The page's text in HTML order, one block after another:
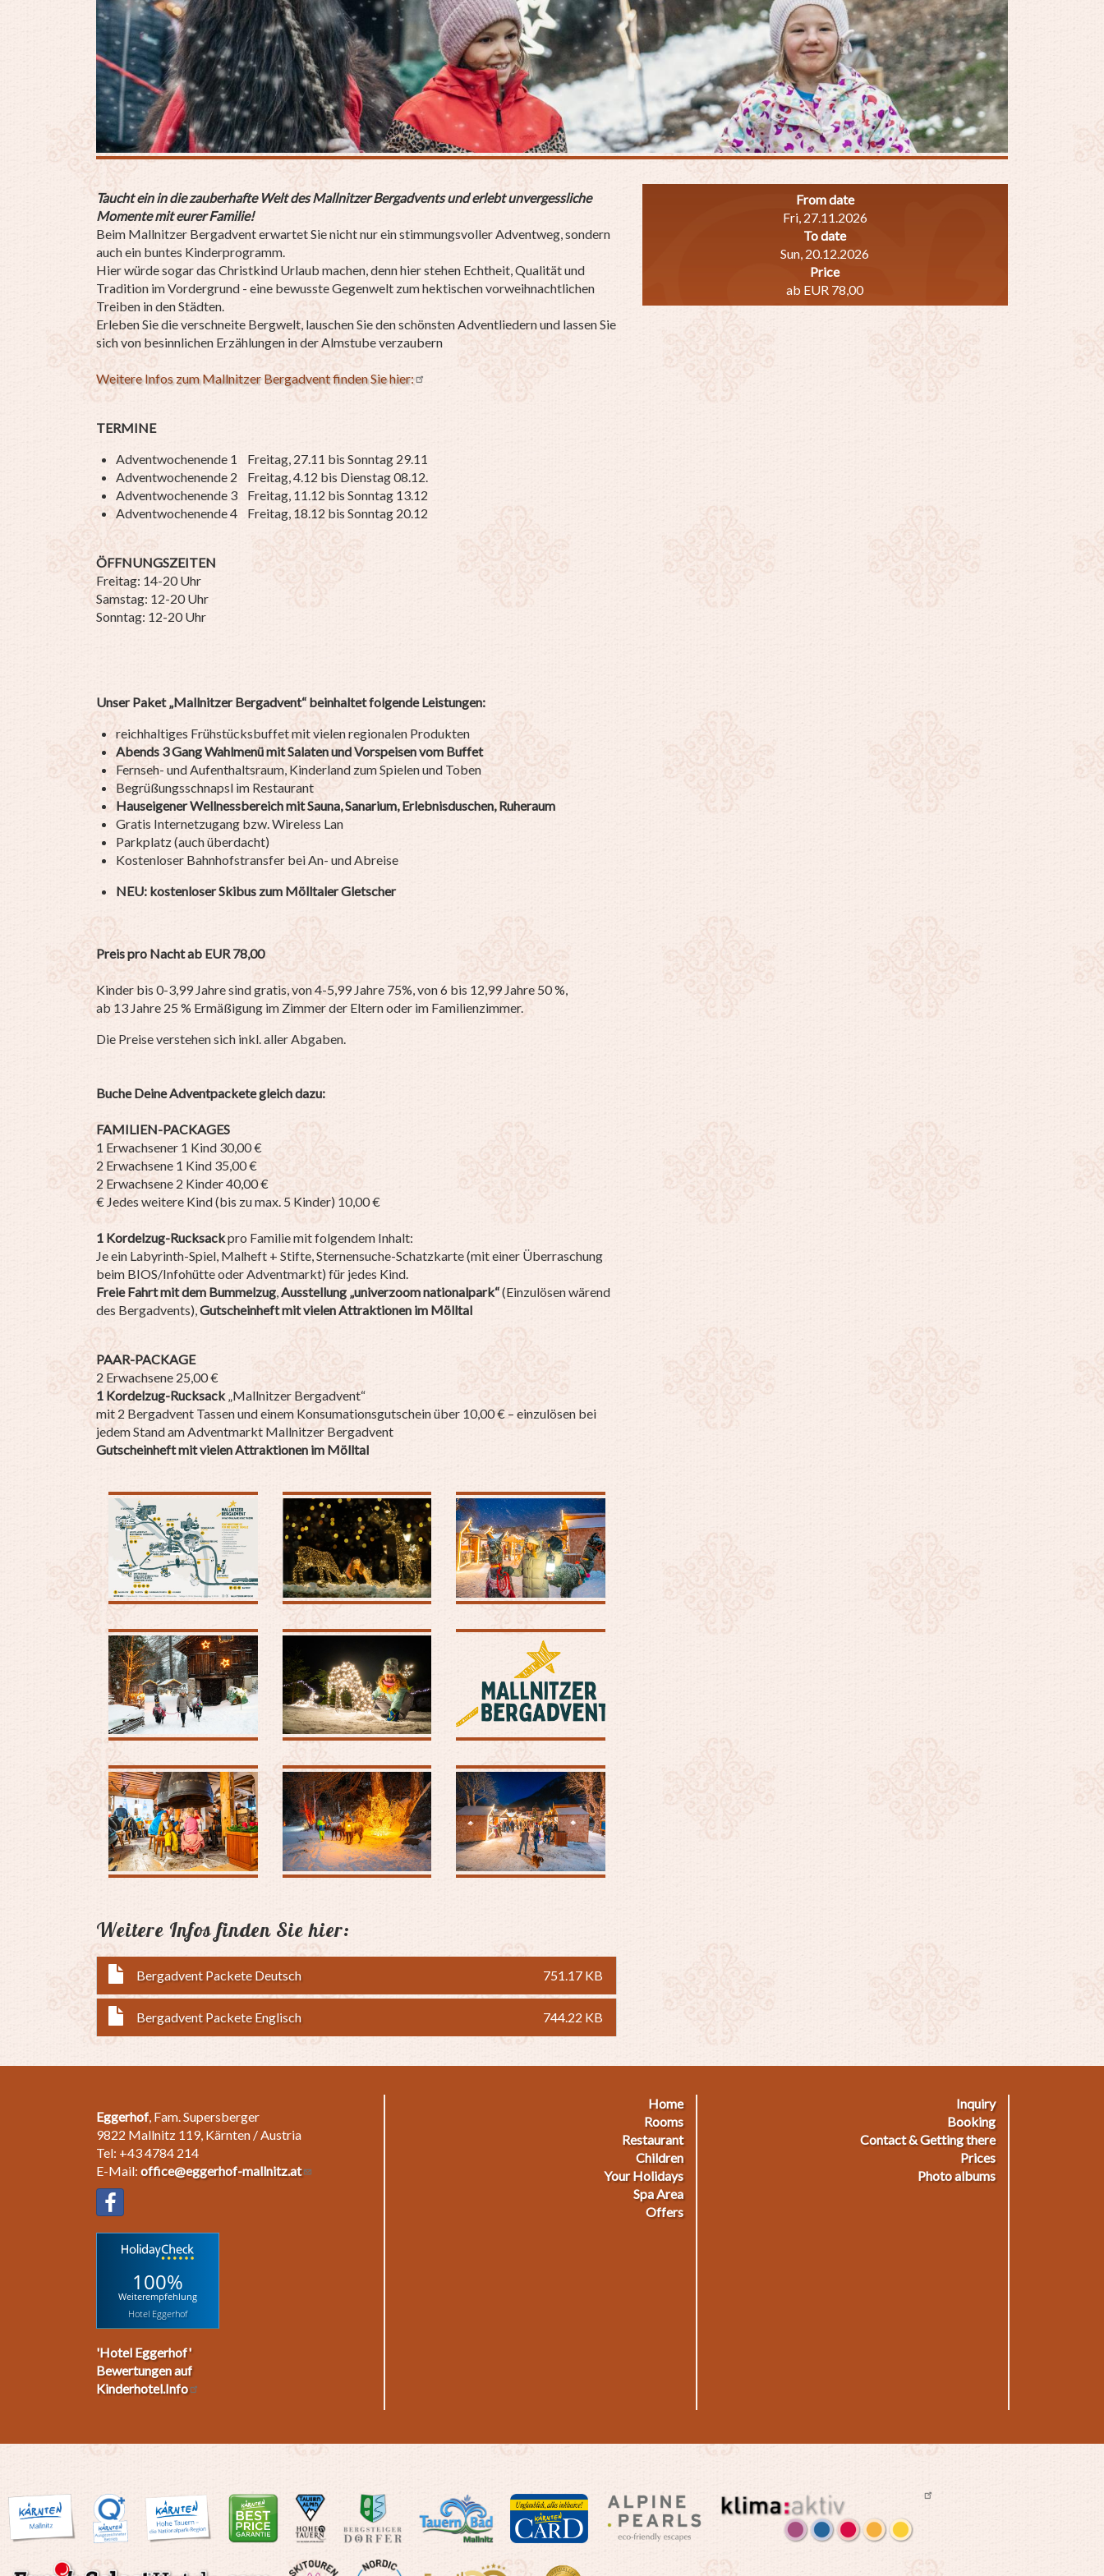
Taucht ein in die zauberhafte Welt des Mallnitzer Bergadvents und erlebt unvergessliche
Momente mit eurer Familie!
Beim Mallnitzer Bergadvent erwartet Sie nicht nur ein stimmungsvoller Adventweg, sondern
auch ein buntes Kinderprogramm.
Hier würde sogar das Christkind Urlaub machen, denn hier stehen Echtheit, Qualität und
Tradition im Vordergrund - eine bewusste Gegenwelt zum hektischen vorweihnachtlichen
Treiben in den Städten.
Erleben Sie die verschneite Bergwelt, lauschen Sie den schönsten Adventliedern und lassen Sie
sich von besinnlichen Erzählungen in der Almstube verzaubern
Weitere Infos zum Mallnitzer Bergadvent finden Sie hier:
TERMINE
Adventwochenende 1 Freitag, 27.11 bis Sonntag 29.11
Adventwochenende 2 Freitag, 4.12 bis Dienstag 08.12.
Adventwochenende 3 Freitag, 11.12 bis Sonntag 13.12
Adventwochenende 4 Freitag, 18.12 bis Sonntag 20.12
ÖFFNUNGSZEITEN
Freitag: 14-20 Uhr
Samstag: 12-20 Uhr
Sonntag: 12-20 Uhr
Unser Paket „Mallnitzer Bergadvent“ beinhaltet folgende Leistungen:
reichhaltiges Frühstücksbuffetmit vielen regionalen Produkten
Abends 3 Gang Wahlmenü mit Salaten und Vorspeisen vom Buffet
Fernseh- und Aufenthaltsraum, Kinderland zum Spielen und Toben
Begrüßungsschnapsl im Restaurant
Hauseigener Wellnessbereich mit Sauna, Sanarium, Erlebnisduschen, Ruheraum
Gratis Internetzugang bzw. Wireless Lan
Parkplatz (auch überdacht)
Kostenloser Bahnhofstransfer bei An- und Abreise
NEU: kostenloser Skibus zum Mölltaler Gletscher
Preis pro Nacht ab EUR 78,00
Kinder bis 0-3,99 Jahre sind gratis, von 4-5,99 Jahre 75%, von 6 bis 12,99 Jahre 50 %,
ab 13 Jahre 25 % Ermäßigung im Zimmer der Eltern oder im Familienzimmer.
Die Preise verstehen sich inkl. aller Abgaben.
Buche Deine Adventpackete gleich dazu:
FAMILIEN-PACKAGES
1 Erwachsener 1 Kind 30,00 €
2 Erwachsene 1 Kind 35,00 €
2 Erwachsene 2 Kinder 40,00 €
€ Jedes weitere Kind (bis zu max. 5 Kinder) 10,00 €
1 Kordelzug-Rucksackpro Familie mit folgendem Inhalt:
Je ein Labyrinth-Spiel, Malheft + Stifte, Sternensuche-Schatzkarte (mit einer Überraschung
beim BIOS/Infohütte oder Adventmarkt) für jedes Kind.
Freie Fahrt mit dem Bummelzug,Ausstellung „univerzoom nationalpark“(Einzulösen wärend
des Bergadvents),Gutscheinheft mit vielen Attraktionen im Mölltal
PAAR-PACKAGE
2 Erwachsene 25,00 €
1 Kordelzug-Rucksack„Mallnitzer Bergadvent“
mit 2 Bergadvent Tassen und einem Konsumationsgutschein über 10,00 € – einzulösen bei
jedem Stand am Adventmarkt Mallnitzer Bergadvent
Gutscheinheft mit vielen Attraktionen im Mölltal
Weitere Infos finden Sie hier:
Bergadvent Packete Deutsch 751.17 KB
Bergadvent Packete Englisch 744.22 KB
From date
Fri, 27.11.2026
To date
Sun, 20.12.2026
Price
ab EUR 78,00
Eggerhof, Fam. Supersberger
9822 Mallnitz 119, Kärnten / Austria
Tel: +43 4784 214
E-Mail: office@eggerhof-mallnitz.at
100%
Weiterempfehlung
Hotel Eggerhof
'Hotel Eggerhof'
Bewertungen auf
Kinderhotel.Info
Home
Rooms
Restaurant
Children
Your Holidays
Spa Area
Offers
Inquiry
Booking
Contact & Getting there
Prices
Photo albums